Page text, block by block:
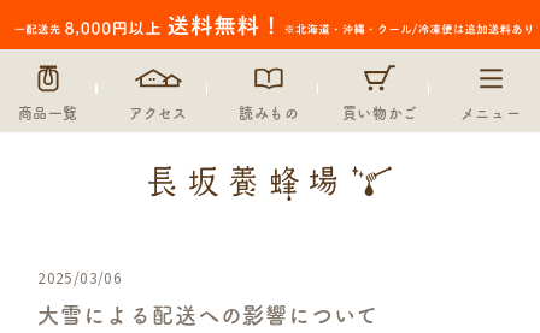
商品一覧 アクセス 読みもの 買い物かご メニュー
2025/03/06
大雪による配送への影響について